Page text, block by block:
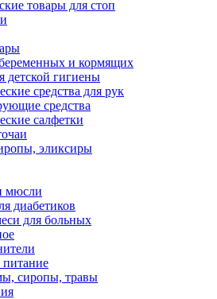
товары для стоп
и кормящих
детской гигиены
средства для рук
средства
салфетки
эликсиры
мюсли
диабетиков
для больных
сиропы, травы